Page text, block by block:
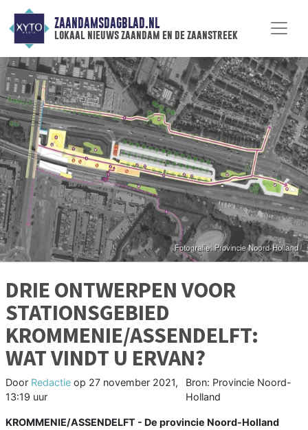
ZAANDAMSDAGBLAD.NL
lokaal nieuws zaandam en de zaanstreek
DRIE ONTWERPEN VOOR
STATIONSGEBIED
KROMMENIE/ASSENDELFT:
WAT VINDT U ERVAN?
Door Redactie op 27 november 2021,
13:19 uur
Bron: Provincie Noord-
Holland
KROMMENIE/ASSENDELFT - De provincie Noord-Holland